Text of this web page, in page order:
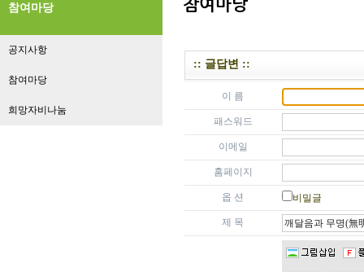
참여마당
공지사항
참여마당
희망자비나눔
:: 글답변 ::
이 름
패스워드
이메일
홈페이지
옵 션 비밀글
제 목